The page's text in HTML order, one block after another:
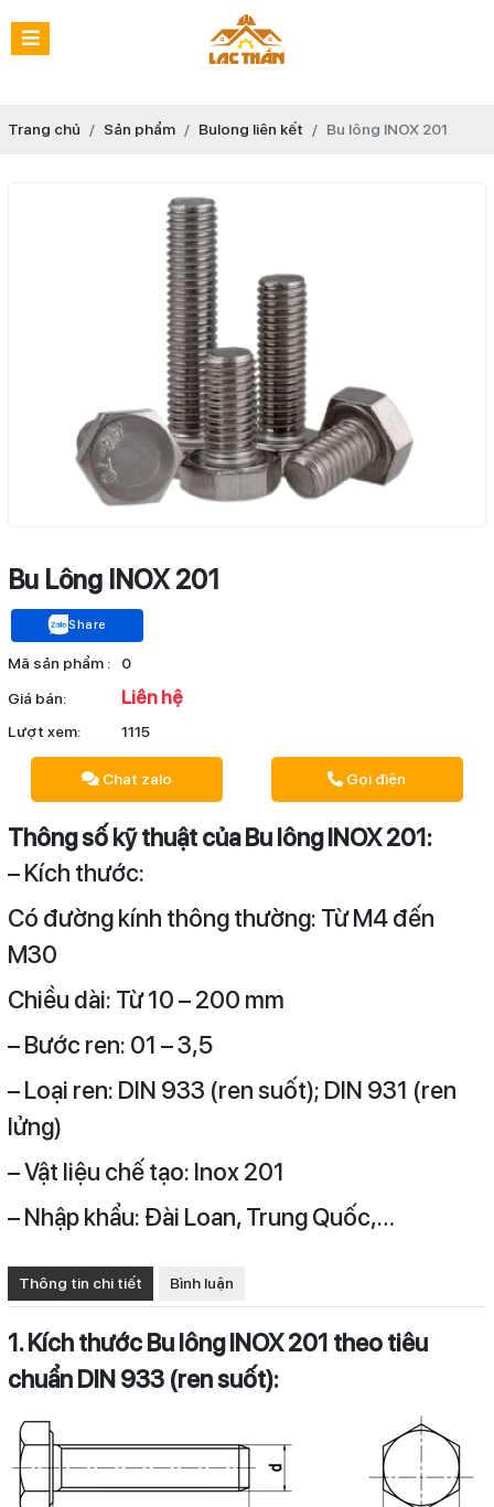
Trang chủ Sản phẩm Bulong liên kết Bu lông INOX 201
Bu Lông INOX 201
Share
Mã sản phẩm :
0
Giá bán:
Liên hệ
Lượt xem: 1115
Chat zalo Gọi điện
Thông số kỹ thuật của Bu lông INOX 201:
– Kích thước:
Có đường kính thông thường: Từ M4 đến
M30
Chiều dài: Từ 10 – 200 mm
– Bước ren: 01 – 3,5
– Loại ren: DIN 933 (ren suốt); DIN 931 (ren
lửng)
– Vật liệu chế tạo: Inox 201
– Nhập khẩu: Đài Loan, Trung Quốc,…
Thông tin chi tiết Bình luận
1. Kích thước Bu lông INOX 201 theo tiêu
chuẩn DIN 933 (ren suốt):